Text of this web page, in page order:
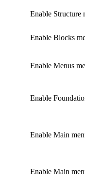
Enable Structure
Enable Blocks
Enable Menus
Enable
Enable Main
Enable Main